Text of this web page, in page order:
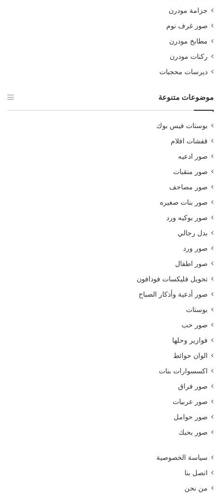
جزامة مودرن
صور غرف نوم
مطابخ مودرن
ركنات مودرن
ديرسات محجبات
موضوعات متنوعة
بوستات فيس بوك
قفشات افلام
صور ادعيه
صور منقبات
صور مصاحف
صور بنات صغيره
صور بوكيه ورد
بدل رجالي
صور ورد
صور اطفال
تحويل فليكسات فودافون
صور أدعية وأذكار الصباح
بوستات
صور حب
فوازير وحلها
الوان حوائط
اكسسوارات بنات
صور فراق
صور عربيات
صور حوامل
صور بحبك
سياسة الخصوصية
اتصل بنا
من نحن